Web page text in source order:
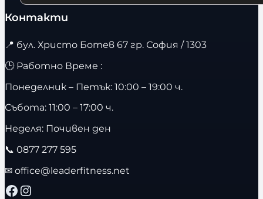
Контакти
📍 бул. Христо Ботев 67 гр. София / 1303
🕒 Работно Време :
Понеделник – Петък: 10:00 – 19:00 ч.
Събота: 11:00 – 17:00 ч.
Неделя: Почивен ден
📞 0877 277 595
✉ office@leaderfitness.net
Facebook Instagram